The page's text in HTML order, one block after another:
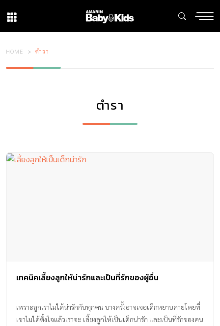
HOME ตำรา
ตำรา
เทคนิคเลี้ยงลูกให้น่ารักและเป็นที่รักของผู้อื่น
เพราะลูกเราไม่ได้น่ารักกับทุกคน บางครั้งอาจเจอเด็กหยาบคายโดยที่
เขาไม่ได้ตั้งใจแล้วเราจะ เลี้ยงลูกให้เป็นเด็กน่ารัก และเป็นที่รักของคน